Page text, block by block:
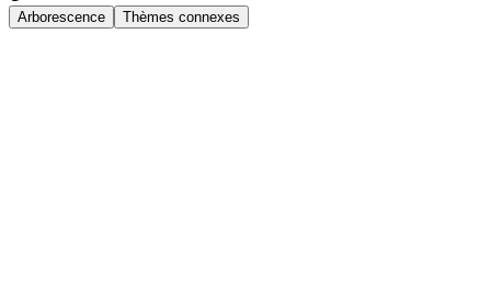
Arborescence Thèmes connexes